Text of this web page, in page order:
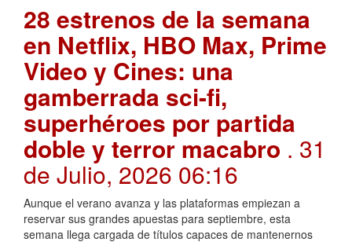
28 estrenos de la semana
en Netflix, HBO Max, Prime
Video y Cines: una
gamberrada sci-fi,
superhéroes por partida
doble y terror macabro . 31
de Julio, 2026 06:16
Aunque el verano avanza y las plataformas empiezan a
reservar sus grandes apuestas para septiembre, esta
semana llega cargada de títulos capaces de mantenernos